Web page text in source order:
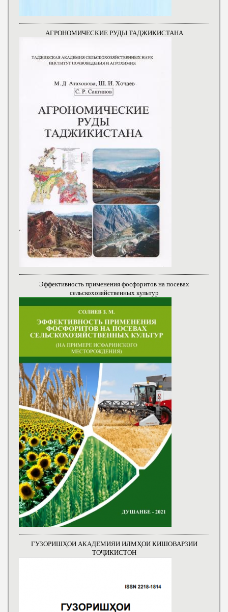
АГРОНОМИЧЕСКИЕ РУДЫ ТАДЖИКИСТАНА
Эффективность применения фосфоритов на посевах
сельскохозяйственных культур
ГУЗОРИШҲОИ АКАДЕМИЯИ ИЛМҲОИ КИШОВАРЗИИ
ТОҶИКИСТОН